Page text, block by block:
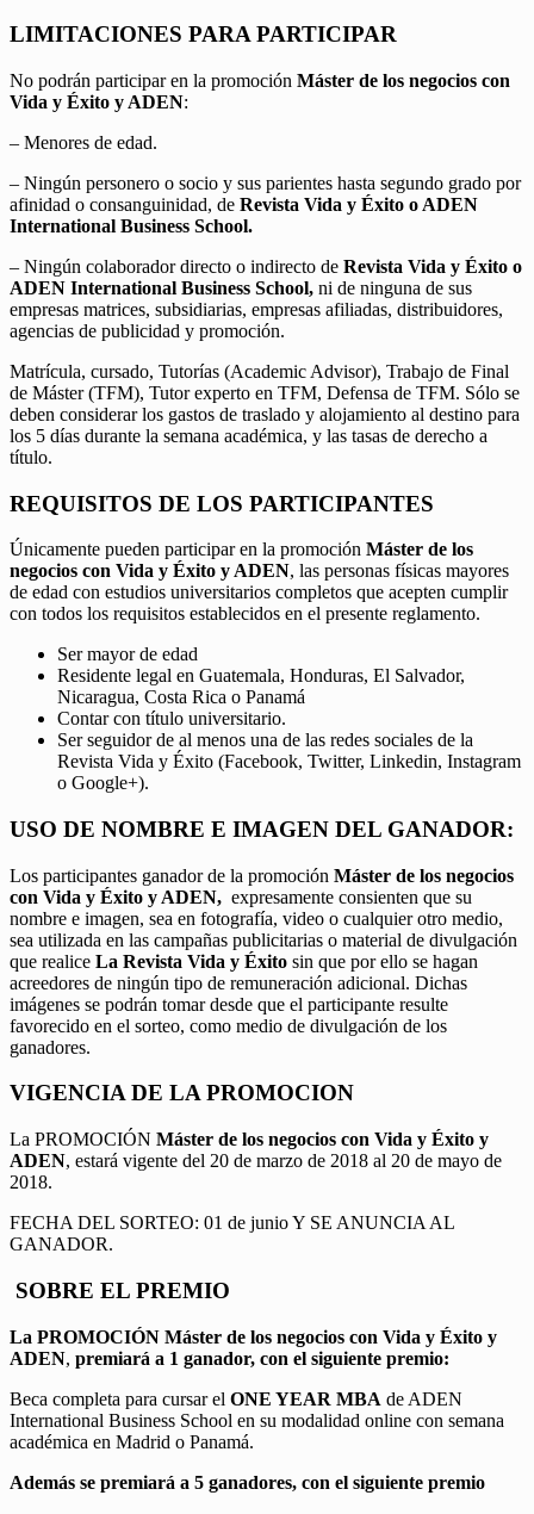
LIMITACIONES PARA PARTICIPAR
No podrán participar en la promoción Máster de los negocios con
Vida y Éxito y ADEN:
– Menores de edad.
– Ningún personero o socio y sus parientes hasta segundo grado por
afinidad o consanguinidad, de Revista Vida y Éxito o ADEN
International Business School.
– Ningún colaborador directo o indirecto de Revista Vida y Éxito o
ADEN International Business School, ni de ninguna de sus
empresas matrices, subsidiarias, empresas afiliadas, distribuidores,
agencias de publicidad y promoción.
Matrícula, cursado, Tutorías (Academic Advisor), Trabajo de Final
de Máster (TFM), Tutor experto en TFM, Defensa de TFM. Sólo se
deben considerar los gastos de traslado y alojamiento al destino para
los 5 días durante la semana académica, y las tasas de derecho a
título.
REQUISITOS DE LOS PARTICIPANTES
Únicamente pueden participar en la promoción Máster de los
negocios con Vida y Éxito y ADEN, las personas físicas mayores
de edad con estudios universitarios completos que acepten cumplir
con todos los requisitos establecidos en el presente reglamento.
Ser mayor de edad
Residente legal en Guatemala, Honduras, El Salvador,
Nicaragua, Costa Rica o Panamá
Contar con título universitario.
Ser seguidor de al menos una de las redes sociales de la
Revista Vida y Éxito (Facebook, Twitter, Linkedin, Instagram
o Google+).
USO DE NOMBRE E IMAGEN DEL GANADOR:
Los participantes ganador de la promoción Máster de los negocios
con Vida y Éxito y ADEN, expresamente consienten que su
nombre e imagen, sea en fotografía, video o cualquier otro medio,
sea utilizada en las campañas publicitarias o material de divulgación
que realice La Revista Vida y Éxito sin que por ello se hagan
acreedores de ningún tipo de remuneración adicional. Dichas
imágenes se podrán tomar desde que el participante resulte
favorecido en el sorteo, como medio de divulgación de los
ganadores.
VIGENCIA DE LA PROMOCION
La PROMOCIÓN Máster de los negocios con Vida y Éxito y
ADEN, estará vigente del 20 de marzo de 2018 al 20 de mayo de
2018.
FECHA DEL SORTEO: 01 de junio Y SE ANUNCIA AL
GANADOR.
SOBRE EL PREMIO
La PROMOCIÓN Máster de los negocios con Vida y Éxito y
ADEN, premiará a 1 ganador, con el siguiente premio:
Beca completa para cursar el ONE YEAR MBA de ADEN
International Business School en su modalidad online con semana
académica en Madrid o Panamá.
Además se premiará a 5 ganadores, con el siguiente premio